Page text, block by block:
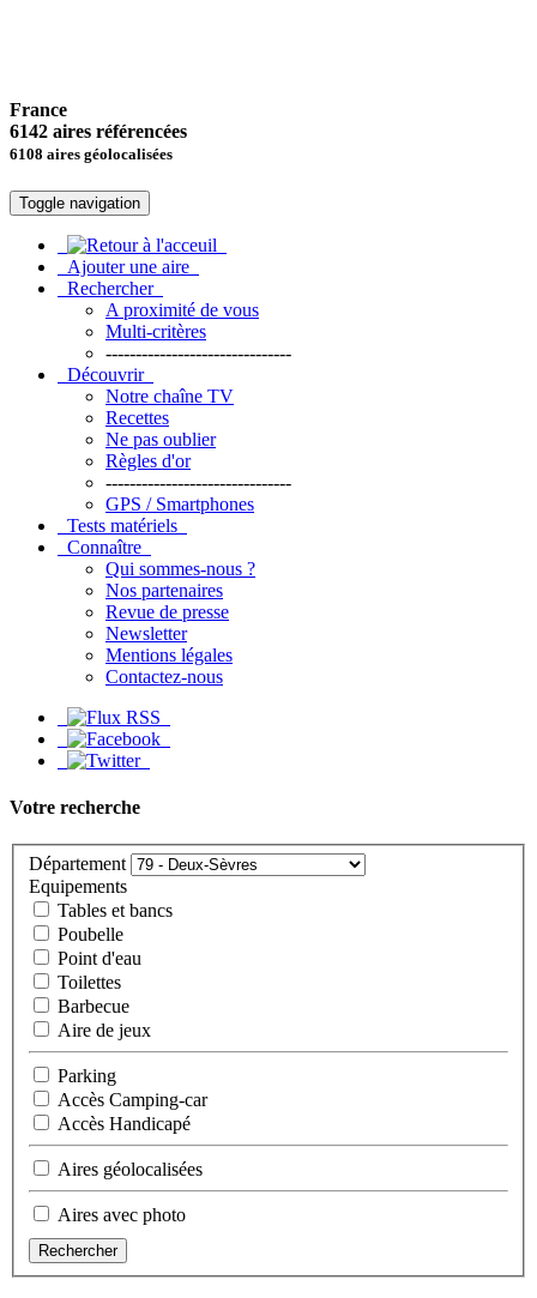
France
6142 aires référencées
6108 aires géolocalisées
Toggle navigation
Ajouter une aire
Rechercher
A proximité de vous
Multi-critères
-------------------------------
Découvrir
Notre chaîne TV
Recettes
Ne pas oublier
Règles d'or
-------------------------------
GPS / Smartphones
Tests matériels
Connaître
Qui sommes-nous ?
Nos partenaires
Revue de presse
Newsletter
Mentions légales
Contactez-nous
Votre recherche
Département
Equipements
Tables et bancs
Poubelle
Point d'eau
Toilettes
Barbecue
Aire de jeux
Parking
Accès Camping-car
Accès Handicapé
Aires géolocalisées
Aires avec photo
Rechercher